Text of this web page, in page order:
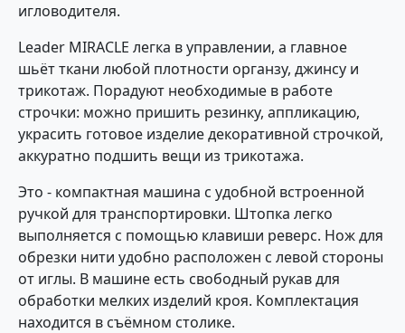
игловодителя.
Leader MIRACLE легка в управлении, а главное
шьёт ткани любой плотности органзу, джинсу и
трикотаж. Порадуют необходимые в работе
строчки: можно пришить резинку, аппликацию,
украсить готовое изделие декоративной строчкой,
аккуратно подшить вещи из трикотажа.
Это - компактная машина с удобной встроенной
ручкой для транспортировки. Штопка легко
выполняется с помощью клавиши реверс. Нож для
обрезки нити удобно расположен с левой стороны
от иглы. В машине есть свободный рукав для
обработки мелких изделий кроя. Комплектация
находится в съёмном столике.